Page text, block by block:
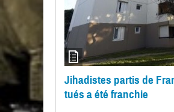
Jihadistes partis de
tués a été franchie